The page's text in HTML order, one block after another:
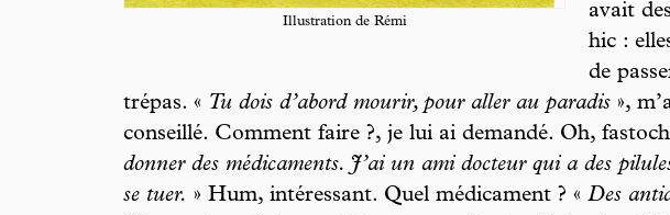
Illustration de Rémi
avait
hic :
de
trépas. « Tu dois d’abord mourir, pour aller au paradis »,
conseillé. Comment faire ?, je lui ai demandé. Oh,
donner des médicaments. J’ai un ami docteur qui a des
se tuer. » Hum, intéressant. Quel médicament ? « Des